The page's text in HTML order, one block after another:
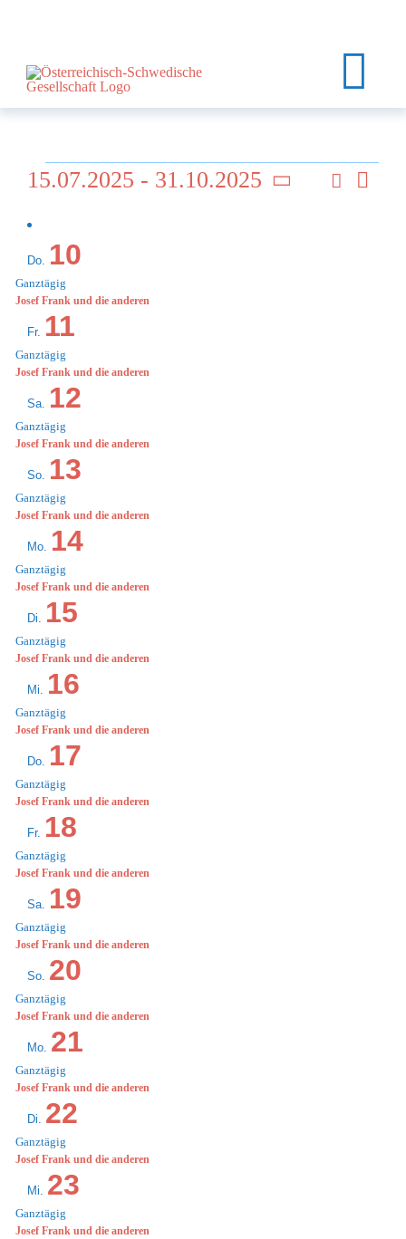
ÜBER UNS
VeranstaltungenSuche
15.07.2025 - 31.10.2025
auswählen.
Do. 10
Ganztägig
Josef Frank und die anderen
Fr. 11
Ganztägig
Josef Frank und die anderen
Sa. 12
Ganztägig
Josef Frank und die anderen
So. 13
Ganztägig
Josef Frank und die anderen
Mo. 14
Ganztägig
Josef Frank und die anderen
Di. 15
Ganztägig
Josef Frank und die anderen
Mi. 16
Ganztägig
Josef Frank und die anderen
Do. 17
Ganztägig
Josef Frank und die anderen
Fr. 18
Ganztägig
Josef Frank und die anderen
Sa. 19
Ganztägig
Josef Frank und die anderen
So. 20
Ganztägig
Josef Frank und die anderen
Mo. 21
Ganztägig
Josef Frank und die anderen
Di. 22
Ganztägig
Josef Frank und die anderen
Mi. 23
Ganztägig
Josef Frank und die anderen